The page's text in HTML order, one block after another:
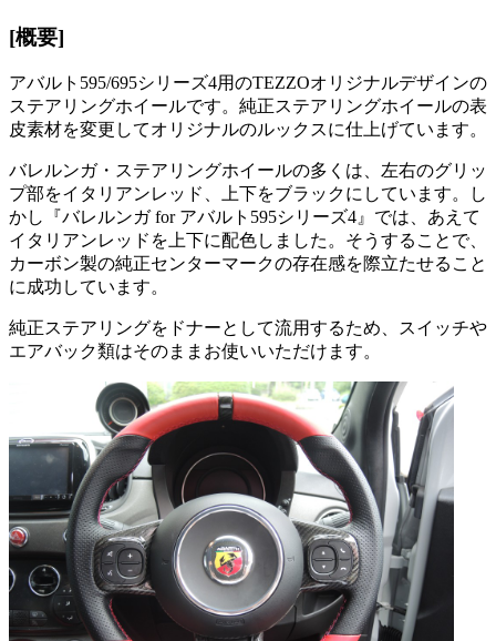
[概要]
アバルト595/695シリーズ4用のTEZZOオリジナルデザインの
ステアリングホイールです。純正ステアリングホイールの表
皮素材を変更してオリジナルのルックスに仕上げています。
バレルンガ・ステアリングホイールの多くは、左右のグリッ
プ部をイタリアンレッド、上下をブラックにしています。し
かし『バレルンガ for アバルト595シリーズ4』では、あえて
イタリアンレッドを上下に配色しました。そうすることで、
カーボン製の純正センターマークの存在感を際立たせること
に成功しています。
純正ステアリングをドナーとして流用するため、スイッチや
エアバック類はそのままお使いいただけます。